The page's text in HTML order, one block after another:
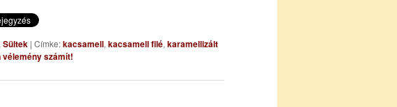
Sültek | Címke:kacsamell, kacsamell filé, karamellizált
vélemény számít!